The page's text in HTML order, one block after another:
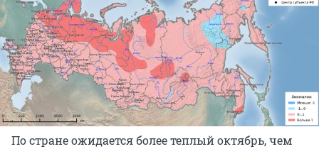
По стране ожидается более теплый октябрь, чем